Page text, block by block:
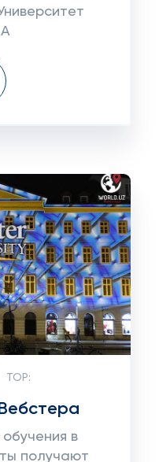
TOP:
в
получают